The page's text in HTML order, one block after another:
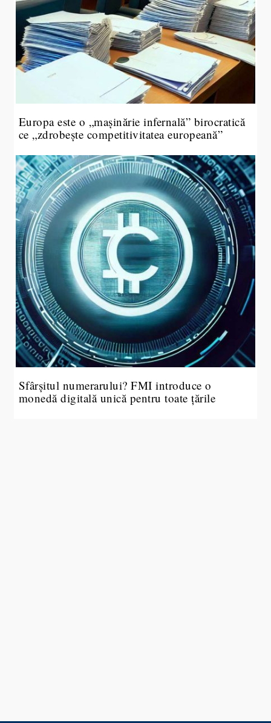
Europa este o „mașinărie infernală” birocratică
ce „zdrobește competitivitatea europeană”
Sfârșitul numerarului? FMI introduce o
monedă digitală unică pentru toate țările